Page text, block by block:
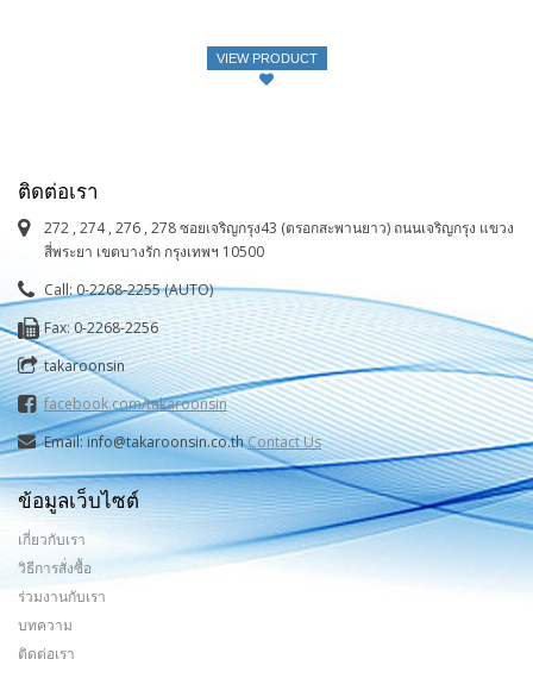
VIEW PRODUCT
ติดต่อเรา
272 , 274 , 276 , 278 ซอยเจริญกรุง43 (ตรอกสะพานยาว) ถนนเจริญกรุง แขวง
สี่พระยา เขตบางรัก กรุงเทพฯ 10500
Call: 0-2268-2255 (AUTO)
Fax: 0-2268-2256
takaroonsin
facebook.com/takaroonsin
Email: info@takaroonsin.co.thContact Us
ข้อมูลเว็บไซต์
เกี่ยวกับเรา
วิธีการสั่งซื้อ
ร่วมงานกับเรา
บทความ
ติดต่อเรา